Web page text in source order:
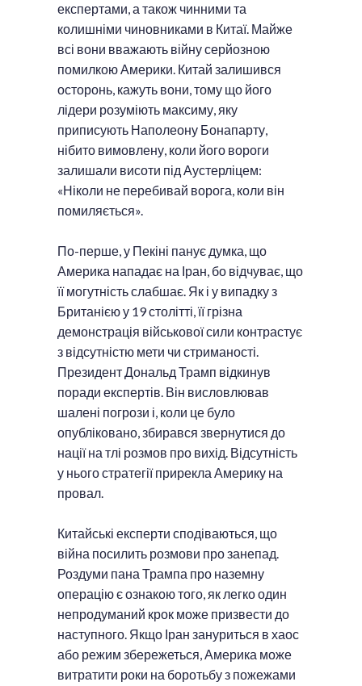
експертами, а також чинними та
колишніми чиновниками в Китаї. Майже
всі вони вважають війну серйозною
помилкою Америки. Китай залишився
осторонь, кажуть вони, тому що його
лідери розуміють максиму, яку
приписують Наполеону Бонапарту,
нібито вимовлену, коли його вороги
залишали висоти під Аустерліцем:
«Ніколи не перебивай ворога, коли він
помиляється».
По-перше, у Пекіні панує думка, що
Америка нападає на Іран, бо відчуває, що
її могутність слабшає. Як і у випадку з
Британією у 19 столітті, її грізна
демонстрація військової сили контрастує
з відсутністю мети чи стриманості.
Президент Дональд Трамп відкинув
поради експертів. Він висловлював
шалені погрози і, коли це було
опубліковано, збирався звернутися до
нації на тлі розмов про вихід. Відсутність
у нього стратегії прирекла Америку на
провал.
Китайські експерти сподіваються, що
війна посилить розмови про занепад.
Роздуми пана Трампа про наземну
операцію є ознакою того, як легко один
непродуманий крок може призвести до
наступного. Якщо Іран зануриться в хаос
або режим збережеться, Америка може
витратити роки на боротьбу з пожежами